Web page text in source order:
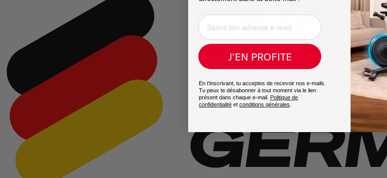
J'EN PROFITE
En t'inscrivant, tu acceptes de recevoir nos e-mails.
Tu peux te désabonner à tout moment via le lien
présent dans chaque e-mail. Politique de
confidentialité et conditions générales